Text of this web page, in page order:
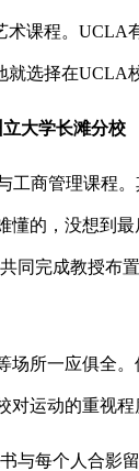
课程。 UCLA
就选择在UCLA
立大学长滩分校
工商管理课程
的，没想到
完成教授布
所一应俱全
运动的重视
与每个人合影